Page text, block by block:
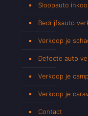
Sloopauto
Bedrijfsauto
Verkoop je
Defecte auto
Verkoop je
Verkoop je
Contact